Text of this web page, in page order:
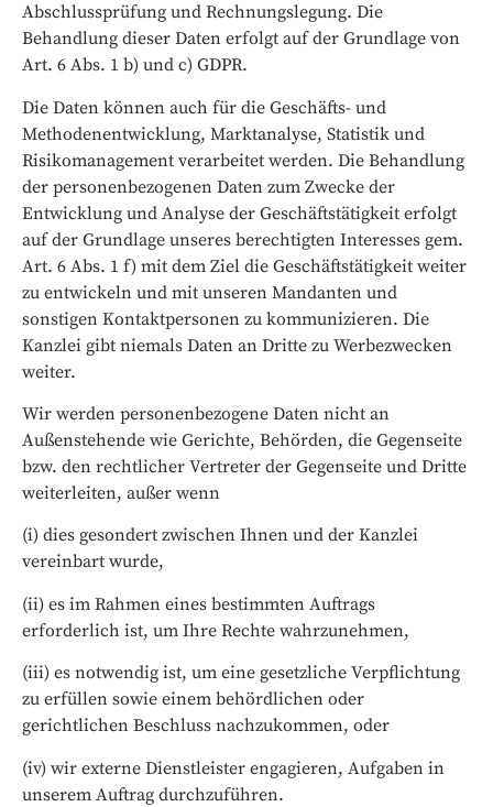
Abschlussprüfung und Rechnungslegung. Die
Behandlung dieser Daten erfolgt auf der Grundlage von
Art. 6 Abs. 1 b) und c) GDPR.
Die Daten können auch für die Geschäfts- und
Methodenentwicklung, Marktanalyse, Statistik und
Risikomanagement verarbeitet werden. Die Behandlung
der personenbezogenen Daten zum Zwecke der
Entwicklung und Analyse der Geschäftstätigkeit erfolgt
auf der Grundlage unseres berechtigten Interesses gem.
Art. 6 Abs. 1 f) mit dem Ziel die Geschäftstätigkeit weiter
zu entwickeln und mit unseren Mandanten und
sonstigen Kontaktpersonen zu kommunizieren. Die
Kanzlei gibt niemals Daten an Dritte zu Werbezwecken
weiter.
Wir werden personenbezogene Daten nicht an
Außenstehende wie Gerichte, Behörden, die Gegenseite
bzw. den rechtlicher Vertreter der Gegenseite und Dritte
weiterleiten, außer wenn
(i) dies gesondert zwischen Ihnen und der Kanzlei
vereinbart wurde,
(ii) es im Rahmen eines bestimmten Auftrags
erforderlich ist, um Ihre Rechte wahrzunehmen,
(iii) es notwendig ist, um eine gesetzliche Verpflichtung
zu erfüllen sowie einem behördlichen oder
gerichtlichen Beschluss nachzukommen, oder
(iv) wir externe Dienstleister engagieren, Aufgaben in
unserem Auftrag durchzuführen.